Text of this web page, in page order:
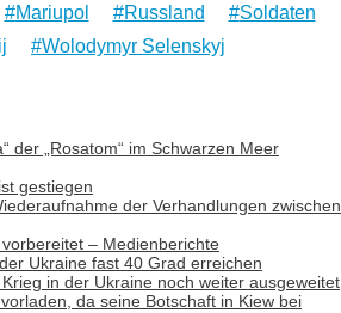
Mariupol Russland
Soldaten
Wolodymyr Selenskyj
der „Rosatom“ im Schwarzen Meer
gestiegen
der Verhandlungen zwischen
– Medienberichte
Ukraine fast 40 Grad erreichen
in der Ukraine noch weiter ausgeweitet
da seine Botschaft in Kiew bei